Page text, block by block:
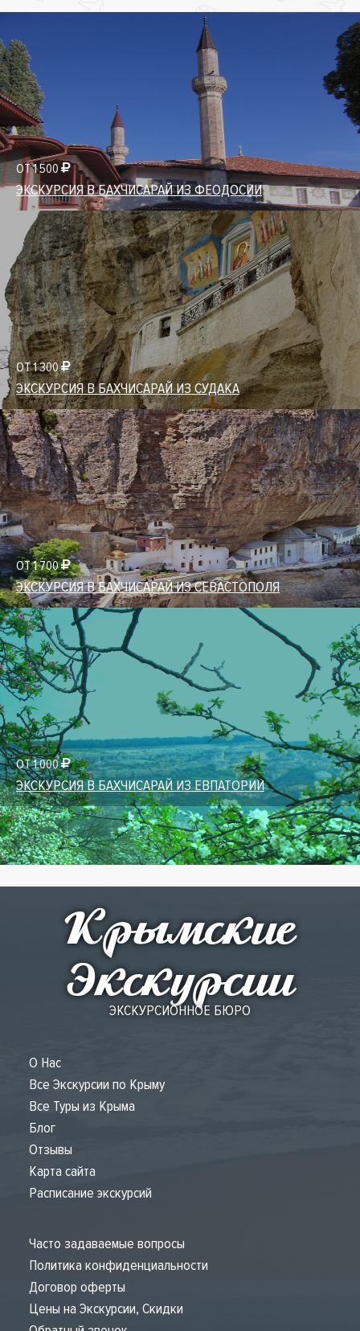
ОТ 1 500
ЭКСКУРСИЯ В БАХЧИСАРАЙ ИЗ ФЕОДОСИИ
ОТ 1 300
ЭКСКУРСИЯ В БАХЧИСАРАЙ ИЗ СУДАКА
ОТ 1 700
ЭКСКУРСИЯ В БАХЧИСАРАЙ ИЗ СЕВАСТОПОЛЯ
ОТ 1 000
ЭКСКУРСИЯ В БАХЧИСАРАЙ ИЗ ЕВПАТОРИИ
Крымские
Экскурсии
ЭКСКУРСИОННОЕ БЮРО
О Нас
Все Экскурсии по Крыму
Все Туры из Крыма
Блог
Отзывы
Карта сайта
Расписание экскурсий
Часто задаваемые вопросы
Политика конфиденциальности
Договор оферты
Цены на Экскурсии, Скидки